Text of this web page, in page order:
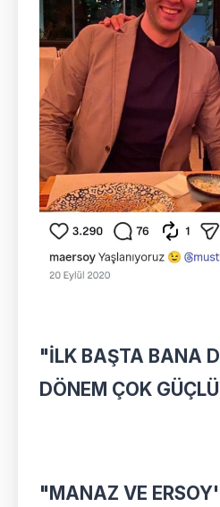
"İLK BAŞTA BANA
DÖNEM ÇOK
"MANAZ VE